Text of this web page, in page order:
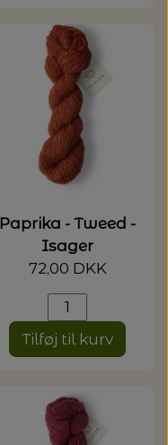
Paprika - Tweed -
Isager
72,00 DKK
Tilføj til kurv